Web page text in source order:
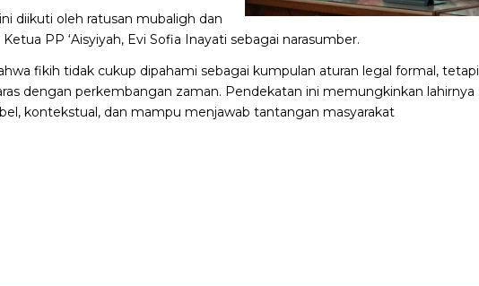
diikuti oleh ratusan mubaligh dan
PP ‘Aisyiyah, Evi Sofia Inayati sebagai narasumber.
fikih tidak cukup dipahami sebagai kumpulan aturan legal formal, tetapi
dengan perkembangan zaman. Pendekatan ini memungkinkan lahirnya
kontekstual, dan mampu menjawab tantangan masyarakat